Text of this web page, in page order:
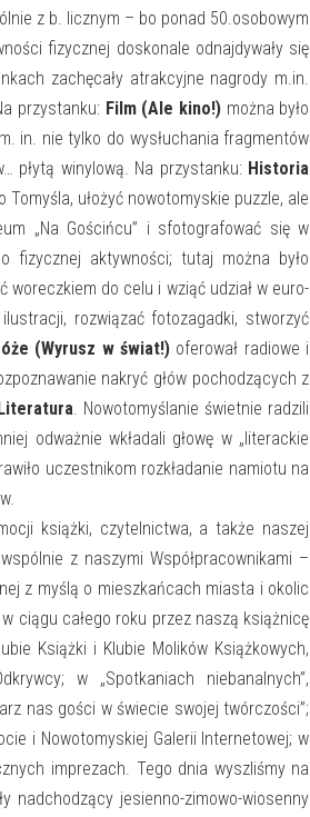
z b. licznym – bo ponad 50.osobowym
fizycznej doskonale odnajdywały się
zachęcały atrakcyjne nagrody m.in.
przystanku: Film (Ale kino!)można było
in. nie tylko do wysłuchania fragmentów
płytą winylową. Na przystanku: Historia
ułożyć nowotomyskie puzzle, ale
„Na Gościńcu” i sfotografować się w
fizycznej aktywności; tutaj można było
do celu i wziąć udział w euro-
rozwiązać fotozagadki, stworzyć
(Wyrusz w świat!) oferował radiowe i
nakryć głów pochodzących z
. Nowotomyślanie świetnie radzili
odważnie wkładali głowę w „literackie
uczestnikom rozkładanie namiotu na
książki, czytelnictwa, a także naszej
z naszymi Współpracownikami –
z myślą o mieszkańcach miasta i okolic
ciągu całego roku przez naszą książnicę
Książki i Klubie Molików Książkowych,
w „Spotkaniach niebanalnych”,
nas gości w świecie swojej twórczości”;
i Nowotomyskiej Galerii Internetowej; w
imprezach. Tego dnia wyszliśmy na
nadchodzący jesienno-zimowo-wiosenny